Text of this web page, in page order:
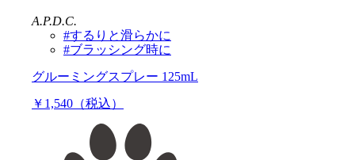
A.P.D.C.
#するりと滑らかに
#ブラッシング時に
グルーミングスプレー 125mL
￥1,540（税込）